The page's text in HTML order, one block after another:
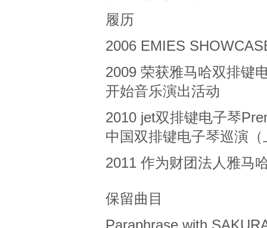
履历
2006 EMIES
2009 荣获雅马哈双排键
开始音乐演出活动
2010 jet双排键电子琴
中国双排键电子琴巡演
2011 作为财团法人雅马
保留曲目
Paraphrase with